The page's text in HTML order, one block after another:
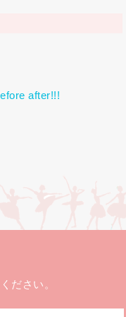
after!!!
ださい。